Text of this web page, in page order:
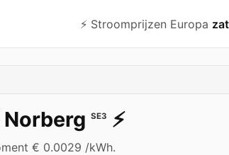
⚡️ Stroomprijzen Europa
Norberg SE3 ⚡️
€ 0.0029 /kWh.